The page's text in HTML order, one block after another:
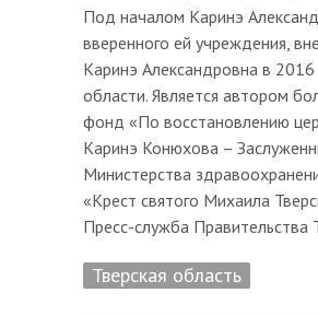
Под началом Каринэ
вверенного ей учреждения,
Каринэ Александровна в
области. Является автором
фонд «По восстановлению
Каринэ Конюхова –
Министерства
«Крест святого Михаила
Пресс-служба Правительства
Тверская область